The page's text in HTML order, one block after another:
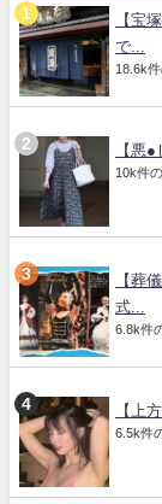
【宝
で...
18.6k
【悪
10k件
【葬
式...
6.8k件
【上
6.5k件